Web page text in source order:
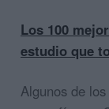
Los 100
estudio que
Algunos de